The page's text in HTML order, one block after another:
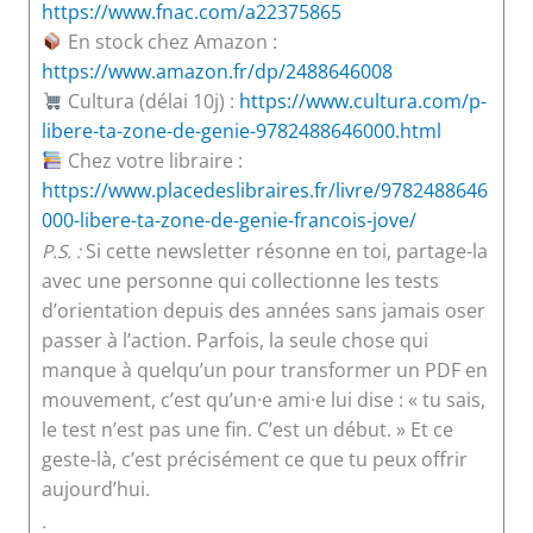
https://www.fnac.com/a22375865
En stock chez Amazon :
https://www.amazon.fr/dp/2488646008
Cultura (délai 10j) : https://www.cultura.com/p-
libere-ta-zone-de-genie-9782488646000.html
Chez votre libraire :
https://www.placedeslibraires.fr/livre/9782488646
000-libere-ta-zone-de-genie-francois-jove/
P.S. :Si cette newsletter résonne en toi, partage-la
avec une personne qui collectionne les tests
d’orientation depuis des années sans jamais oser
passer à l’action. Parfois, la seule chose qui
manque à quelqu’un pour transformer un PDF en
mouvement, c’est qu’un·e ami·e lui dise : « tu sais,
le test n’est pas une fin. C’est un début. » Et ce
geste-là, c’est précisément ce que tu peux offrir
aujourd’hui.
.